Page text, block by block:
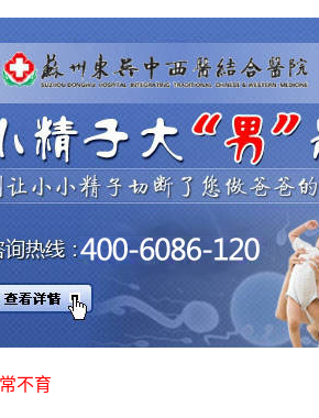
不育